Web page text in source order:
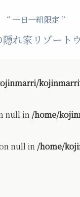
“ 一日一組限定 ”
れ家リゾート
null in /home/
null in /home/